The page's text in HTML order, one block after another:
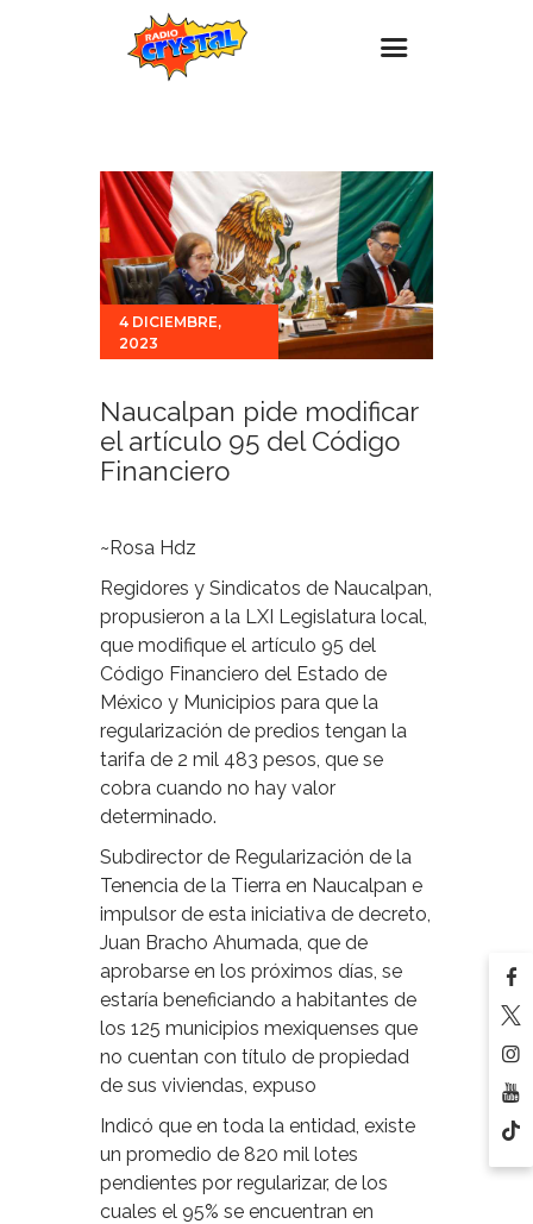
Estaciones
Eventos
Promociones
Noticias
Para ti
4 DICIEMBRE,
2023
Naucalpan pide modificar
el artículo 95 del Código
Financiero
~Rosa Hdz
Regidores y Sindicatos de Naucalpan,
propusieron a la LXI Legislatura local,
que modifique el artículo 95 del
Código Financiero del Estado de
México y Municipios para que la
regularización de predios tengan la
tarifa de 2 mil 483 pesos, que se
cobra cuando no hay valor
determinado.
Subdirector de Regularización de la
Tenencia de la Tierra en Naucalpan e
impulsor de esta iniciativa de decreto,
Juan Bracho Ahumada, que de
aprobarse en los próximos días, se
estaría beneficiando a habitantes de
los 125 municipios mexiquenses que
no cuentan con título de propiedad
de sus viviendas, expuso
Indicó que en toda la entidad, existe
un promedio de 820 mil lotes
pendientes por regularizar, de los
cuales el 95% se encuentran en